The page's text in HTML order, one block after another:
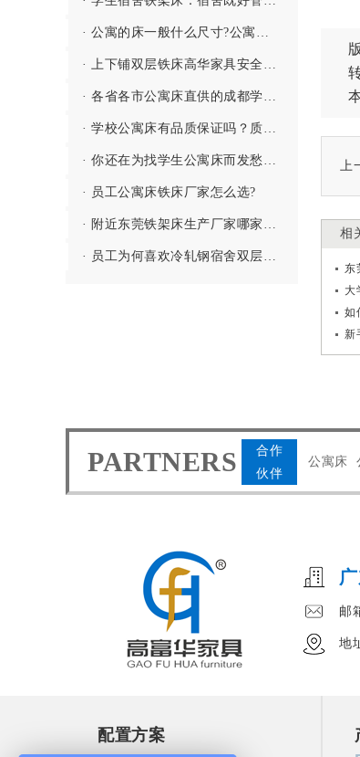
· 公寓的床一般什么尺寸?公寓床的设计是怎么样的?
· 上下铺双层铁床高华家具安全性能强
· 各省各市公寓床直供的成都学生公寓床厂家「成都学生公寓床」
· 学校公寓床有品质保证吗？质保时间多久？
· 你还在为找学生公寓床而发愁吗？选这家学生公寓床生产厂家没错的！
· 员工公寓床铁床厂家怎么选?
· 附近东莞铁架床生产厂家哪家强?附近卖铁架床的源头厂家哪个好?
· 员工为何喜欢冷轧钢宿舍双层铁架床?为何需要员工上下铺铁架床?
上
相
东
大
如
新
PARTNERS
合作
伙伴
公寓床
邮
地
配置方案